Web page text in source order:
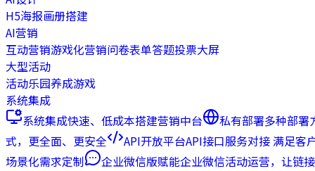
H5海报画册搭建
AI营销
互动营销游戏化营销问卷表单答题投票大屏
大型活动
活动乐园养成游戏
系统集成
系统集成快速、低成本搭建营销中台 私有部署多种部署
式，更全面、更安全
API开放平台API接口服务对接 满足客
场景化需求定制
企业微信版赋能企业微信活动运营，让链接